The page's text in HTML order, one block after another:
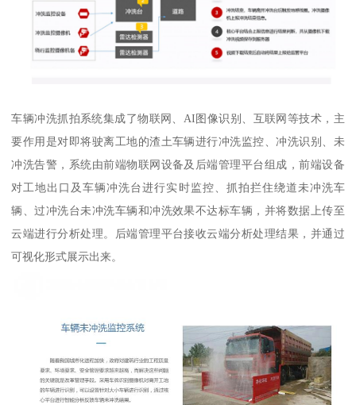
车辆冲洗抓拍系统集成了物联网、AI图像识别、互联网等技术，主
要作用是对即将驶离工地的渣土车辆进行冲洗监控、冲洗识别、未
冲洗告警，系统由前端物联网设备及后端管理平台组成，前端设备
对工地出口及车辆冲洗台进行实时监控、抓拍拦住绕道未冲洗车
辆、过冲洗台未冲洗车辆和冲洗效果不达标车辆，并将数据上传至
云端进行分析处理。后端管理平台接收云端分析处理结果，并通过
可视化形式展示出来。